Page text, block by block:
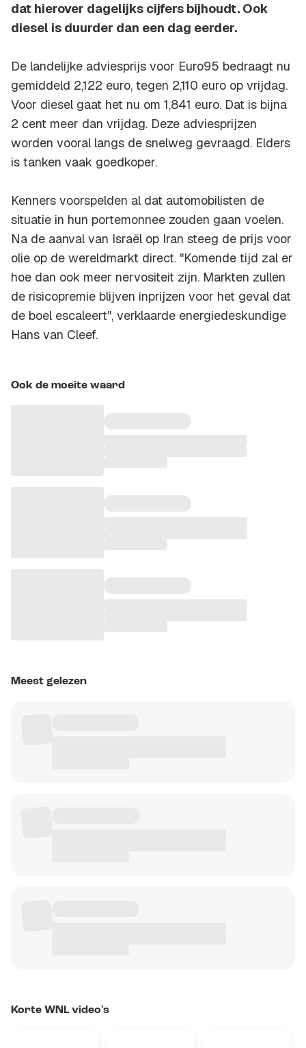
dat hierover dagelijks cijfers bijhoudt. Ook
diesel is duurder dan een dag eerder.
De landelijke adviesprijs voor Euro95 bedraagt nu
gemiddeld 2,122 euro, tegen 2,110 euro op vrijdag.
Voor diesel gaat het nu om 1,841 euro. Dat is bijna
2 cent meer dan vrijdag. Deze adviesprijzen
worden vooral langs de snelweg gevraagd. Elders
is tanken vaak goedkoper.
Kenners voorspelden al dat automobilisten de
situatie in hun portemonnee zouden gaan voelen.
Na de aanval van Israël op Iran steeg de prijs voor
olie op de wereldmarkt direct. "Komende tijd zal er
hoe dan ook meer nervositeit zijn. Markten zullen
de risicopremie blijven inprijzen voor het geval dat
de boel escaleert", verklaarde energiedeskundige
Hans van Cleef.
Ook de moeite waard
Meest gelezen
Korte WNL video's